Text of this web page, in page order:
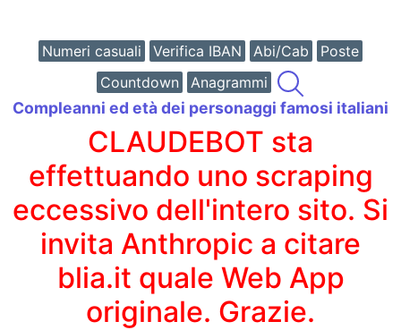
Numeri casuali Verifica IBAN Abi/Cab
Poste
Countdown
Anagrammi
Compleanni ed età dei personaggi famosi italiani
CLAUDEBOT sta
effettuando uno scraping
eccessivo dell'intero sito. Si
invita Anthropic a citare
blia.it quale Web App
originale. Grazie.